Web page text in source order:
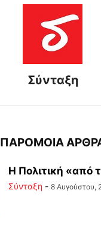
Σύνταξη
ΠΑΡΟΜΟΙΑ
Η Πολιτική «από
Σύνταξη - 8 Αυγούστου,